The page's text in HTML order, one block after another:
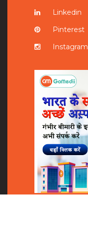
Linkedin
Pinterest
Instagram